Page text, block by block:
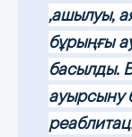
,ашылуы,
бұрыңғы
басылды.
ауырсыну